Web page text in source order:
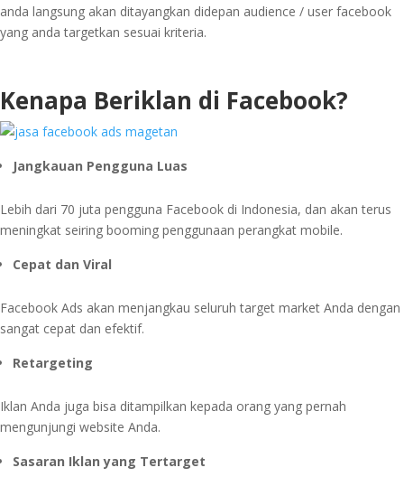
anda langsung akan ditayangkan didepan audience / user facebook
yang anda targetkan sesuai kriteria.
Kenapa Beriklan di Facebook?
Jangkauan Pengguna Luas
Lebih dari 70 juta pengguna Facebook di Indonesia, dan akan terus
meningkat seiring booming penggunaan perangkat mobile.
Cepat dan Viral
Facebook Ads akan menjangkau seluruh target market Anda dengan
sangat cepat dan efektif.
Retargeting
Iklan Anda juga bisa ditampilkan kepada orang yang pernah
mengunjungi website Anda.
Sasaran Iklan yang Tertarget